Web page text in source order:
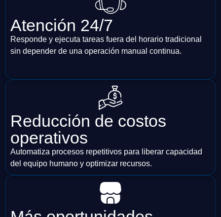
Atención 24/7
Responde y ejecuta tareas fuera del horario tradicional
sin depender de una operación manual continua.
Reducción de costos
operativos
Automatiza procesos repetitivos para liberar capacidad
del equipo humano y optimizar recursos.